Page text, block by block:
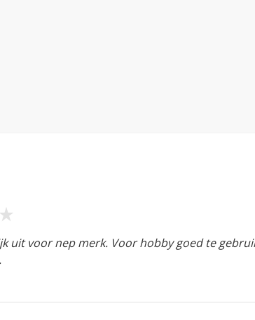
uit voor nep merk. Voor hobby goed te